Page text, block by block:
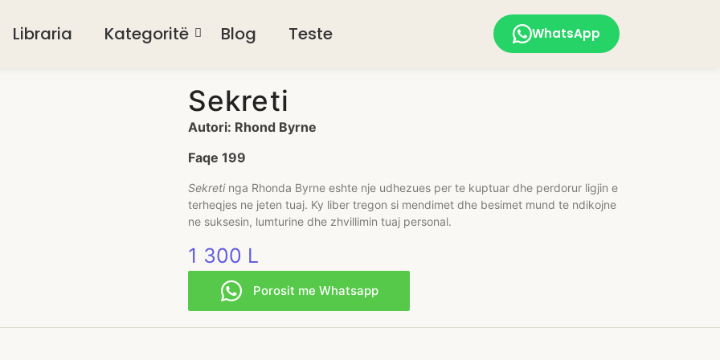
Libraria Kategoritë Blog Teste WhatsApp
Sekreti
Autori: Rhond Byrne
Faqe 199
Sekretinga Rhonda Byrne eshte nje udhezues per te kuptuar dhe perdorur ligjin e
terheqjes ne jeten tuaj. Ky liber tregon si mendimet dhe besimet mund te ndikojne
ne suksesin, lumturine dhe zhvillimin tuaj personal.
1 300 L
Porosit me Whatsapp